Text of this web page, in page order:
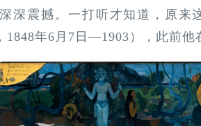
深震撼。一打听才知道，原来
1848年6月7日—1903），此前